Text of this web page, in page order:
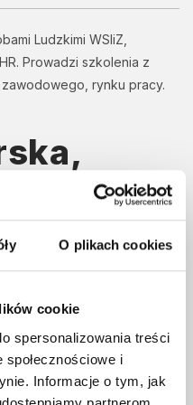
O plikach cookies
cookie
spersonalizowania treści
i
Informacje o tym, jak
Ludzkimi WSIiZ,
Prowadzi szkolenia z
rynku pracy.
doradcą
podyplomowych z
Posiada tytuł
asesora